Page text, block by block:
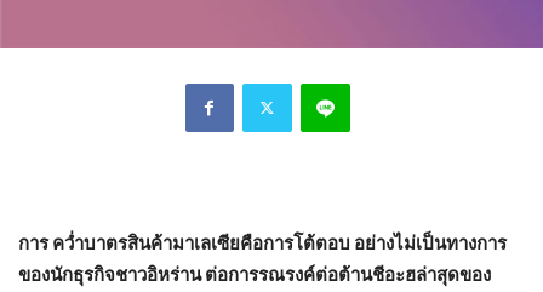
การ คว่ำบาตรสินค้ามาเลเซียคือการโต้ตอบ อย่างไม่เป็นทางการ
ของนักธุรกิจชาวอิหร่าน ต่อการรณรงค์ต่อต้านชีอะฮล่าสุดของ